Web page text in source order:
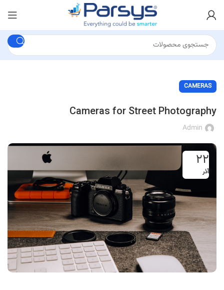
CAMERAS
Cameras for Street Photography
Admin
۲۲
آذر